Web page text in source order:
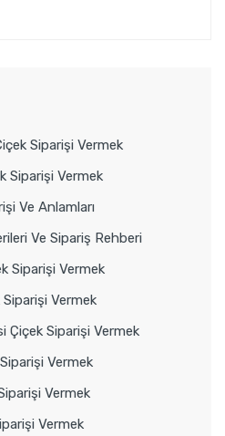
Siparişi Vermek
Siparişi Vermek
Ve Anlamları
Ve Sipariş Rehberi
Siparişi Vermek
Siparişi Vermek
Çiçek Siparişi Vermek
Vermek
Vermek
Vermek